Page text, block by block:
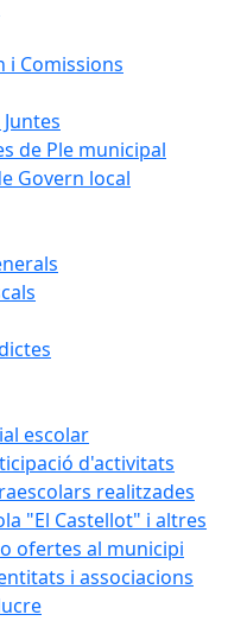
i Comissions
de Ple municipal
Govern local
escolar
d'activitats
realitzades
"El Castellot" i altres
ofertes al municipi
i associacions